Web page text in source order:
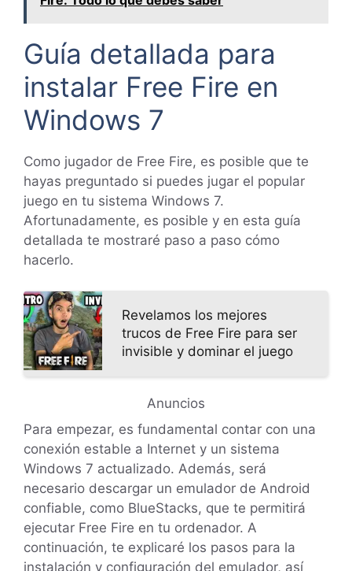
Guía detallada para
instalar Free Fire en
Windows 7
Como jugador de Free Fire, es posible que te
hayas preguntado si puedes jugar el popular
juego en tu sistema Windows 7.
Afortunadamente, es posible y en esta guía
detallada te mostraré paso a paso cómo
hacerlo.
Revelamos los mejores
trucos de Free Fire para ser
invisible y dominar el juego
Anuncios
Para empezar, es fundamental contar con una
conexión estable a Internet y un sistema
Windows 7 actualizado. Además, será
necesario descargar un emulador de Android
confiable, como BlueStacks, que te permitirá
ejecutar Free Fire en tu ordenador. A
continuación, te explicaré los pasos para la
instalación y configuración del emulador, así